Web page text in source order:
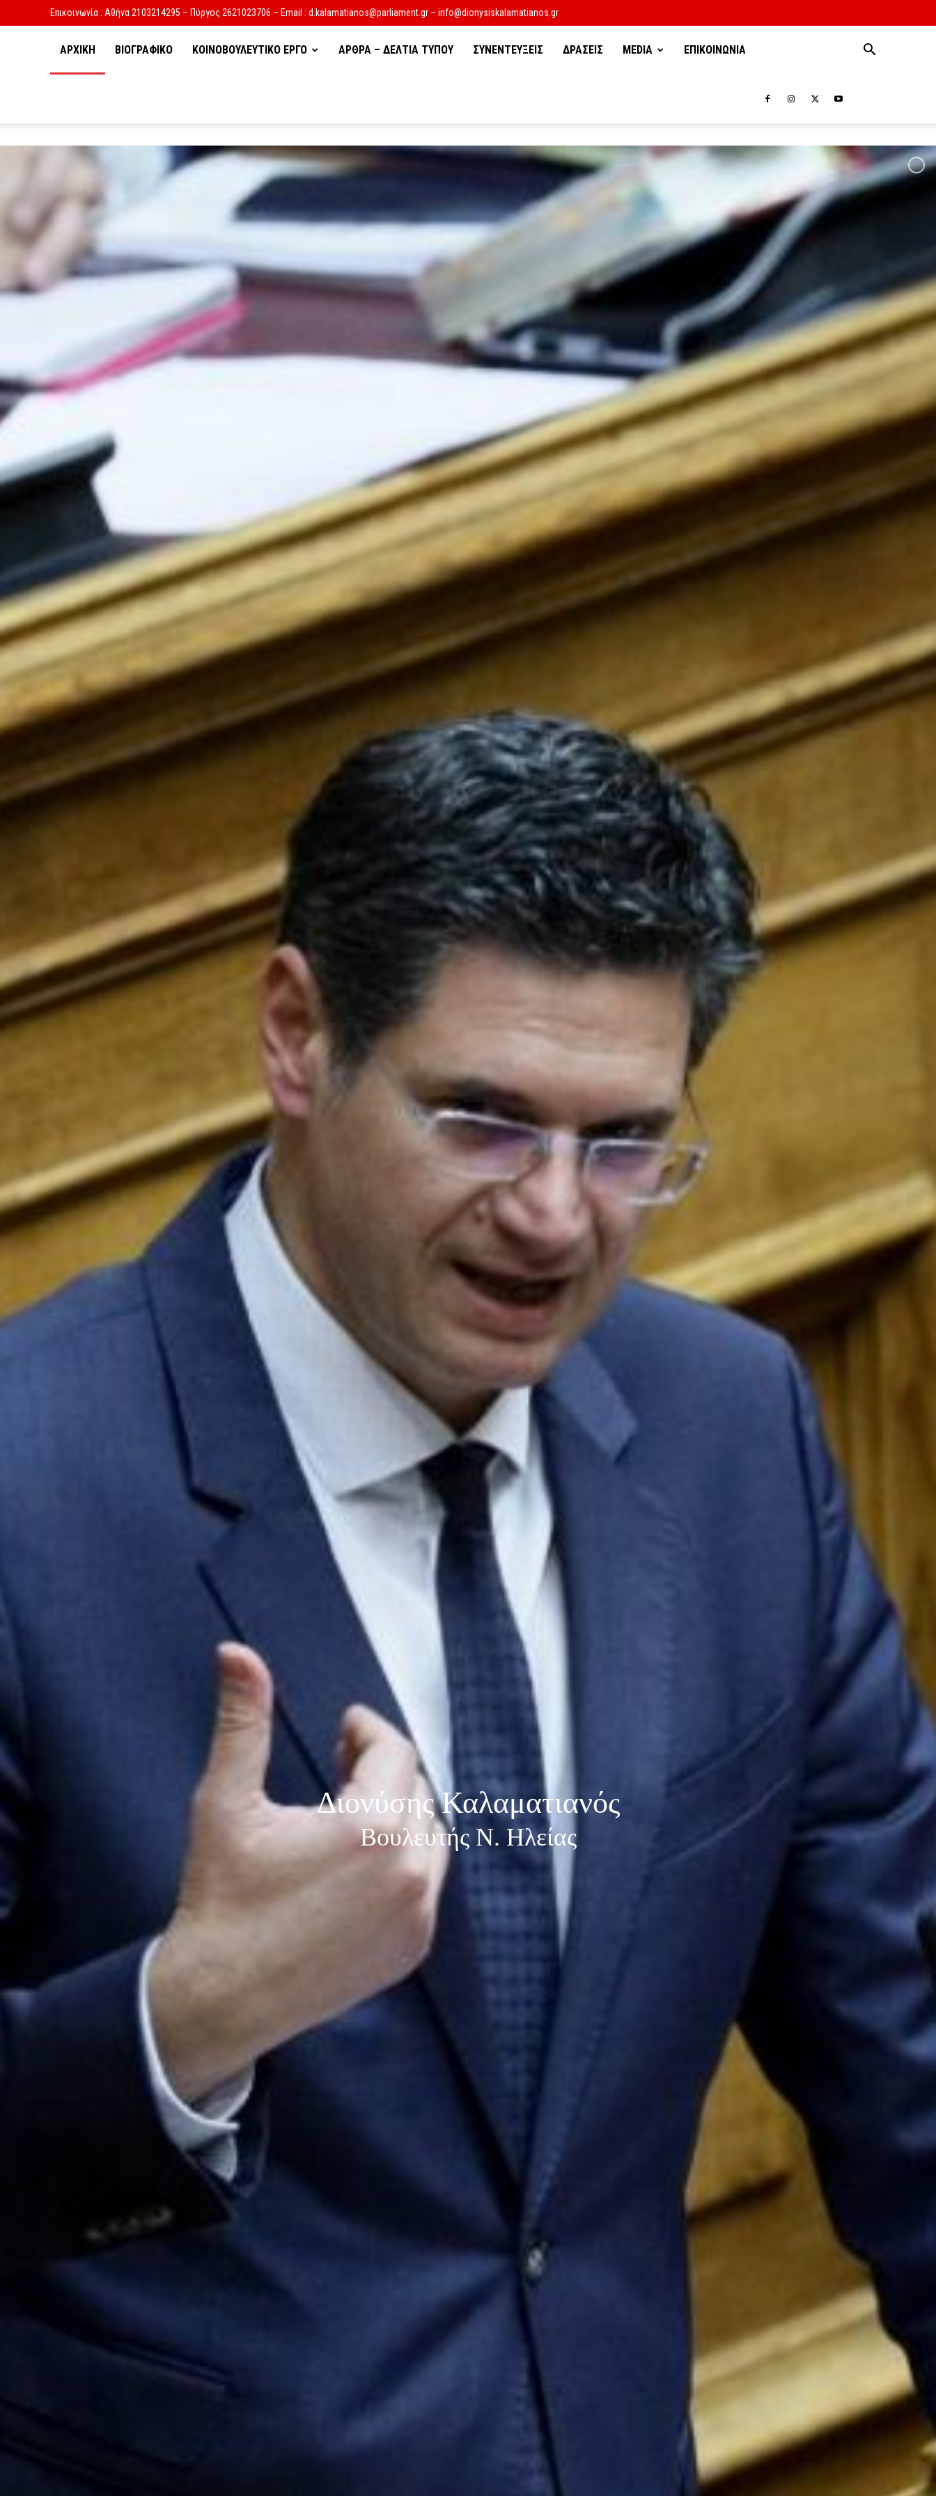
Επικοινωνία : Αθήνα 2103214295 – Πύργος 2621023706 – Email : d.kalamatianos@parliament.gr – info@dionysiskalamatianos.gr
ΑΡΧΙΚΗ ΒΙΟΓΡΑΦΙΚΟ ΚΟΙΝΟΒΟΥΛΕΥΤΙΚΟ ΕΡΓΟ ΑΡΘΡΑ – ΔΕΛΤΙΑ ΤΥΠΟΥ ΣΥΝΕΝΤΕΥΞΕΙΣ ΔΡΑΣΕΙΣ MEDIA ΕΠΙΚΟΙΝΩΝΙΑ
Διονύσης Καλαματιανός
Βουλευτής Ν. Ηλείας